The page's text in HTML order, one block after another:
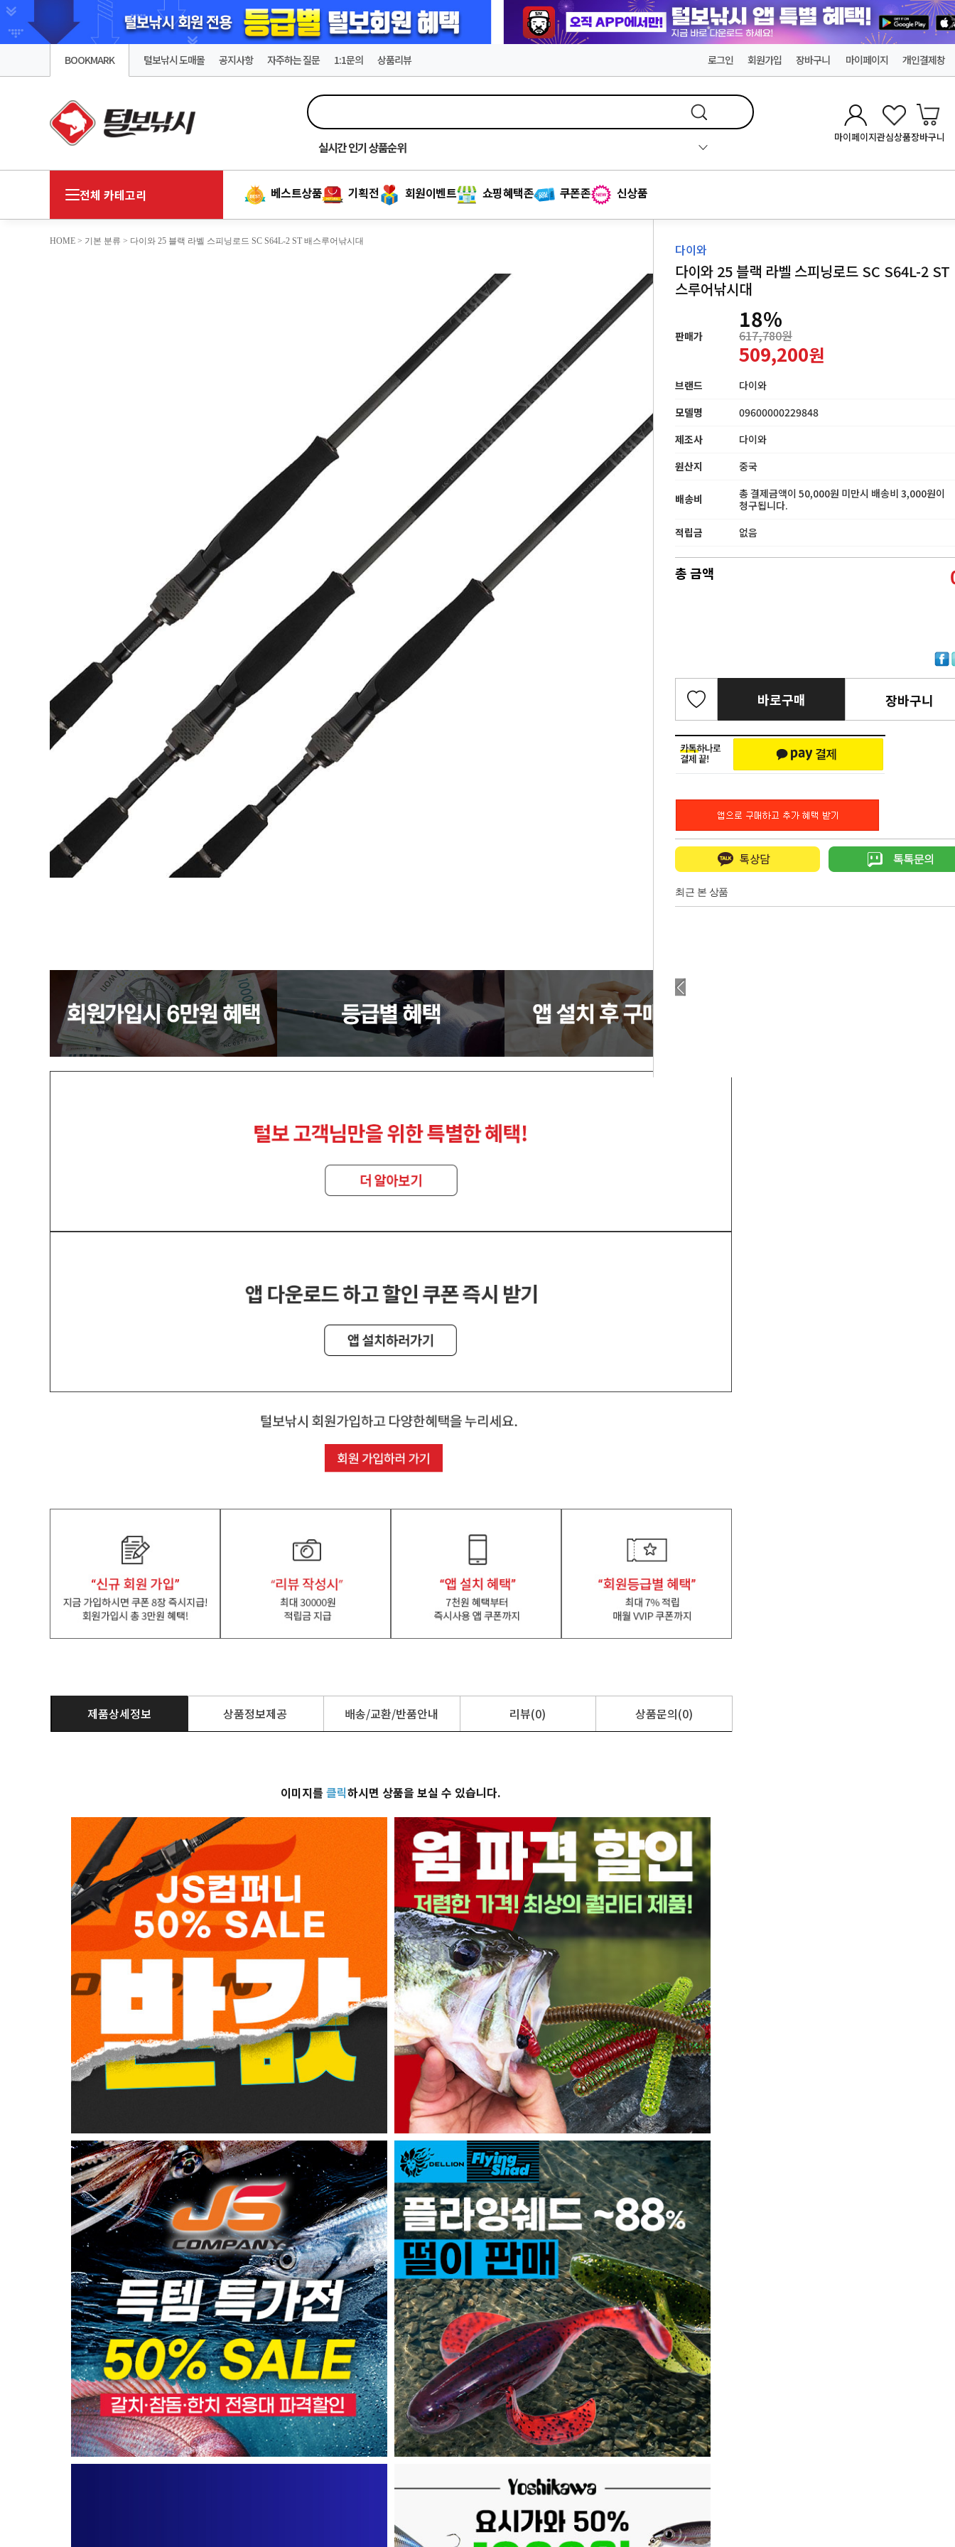
BOOKMARK 털보낚시 도매몰 공지사항 자주하는 질문 1:1문의 상품리뷰 로그인 회원가입 장바구니 마이페이지 개인결제창
실시간인기 상품순위
마이페이지관심상품장바구니
전체 카테고리 베스트상품 기획전 회원이벤트 쇼핑혜택존 쿠폰존 신상품
HOME > 기본 분류 > 다이와 25 블랙 라벨 스피닝로드 SC S64L-2 ST 배스루어낚시대 다이와
다이와 25 블랙 라벨 스피닝로드 SC S64L-2 ST
스루어낚시대
판매가
18%
617,780원
509,200원
브랜드
다이와
모델명
09600000229848
제조사
다이와
원산지
중국
배송비
총 결제금액이 50,000원 미만시 배송비 3,000원이
청구됩니다.
적립금
없음
총 금액
바로구매 장바구니
최근 본 상품
제품상세정보 상품정보제공 배송/교환/반품안내 리뷰(0) 상품문의(0)
이미지를 클릭하시면 상품을 보실 수 있습니다.